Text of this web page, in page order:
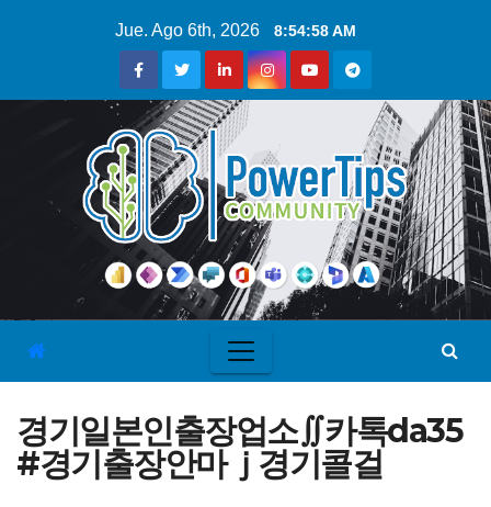
Jue. Ago 6th, 2026 8:54:59 AM
경기일본인출장업소∬카톡da35
#경기출장안마ｊ경기콜걸